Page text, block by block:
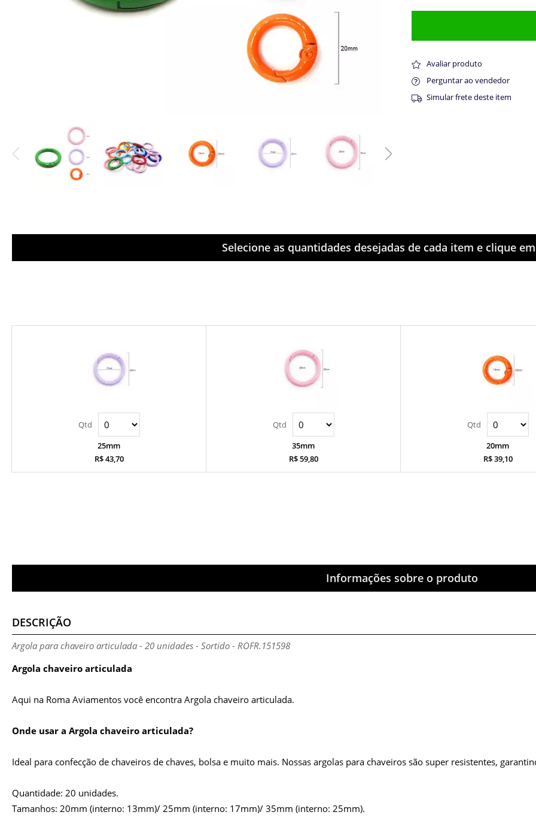
Avaliar produto
Perguntar ao vendedor
Simular frete deste item
Selecione as quantidades desejadas de cada item e clique
25mm
R$ 43,70
35mm
R$ 59,80
20mm
R$ 39,10
Informações sobre o produto
DESCRIÇÃO
Argola para chaveiro articulada - 20 unidades - Sortido - ROFR.151598
Argola chaveiro articulada
Aqui na Roma Aviamentos você encontra Argola chaveiro articulada.
Onde usar a Argola chaveiro articulada?
Ideal para confecção de chaveiros de chaves, bolsa e muito mais. Nossas argolas para chaveiros são super resistentes,
Quantidade: 20 unidades.
Tamanhos: 20mm (interno: 13mm)/ 25mm (interno: 17mm)/ 35mm (interno: 25mm).